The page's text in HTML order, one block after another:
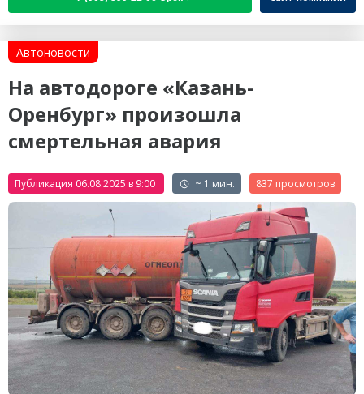
Автоновости
На автодороге «Казань-
Оренбург» произошла
смертельная авария
Публикация 06.08.2025 в 9:00 ~ 1 мин. 837